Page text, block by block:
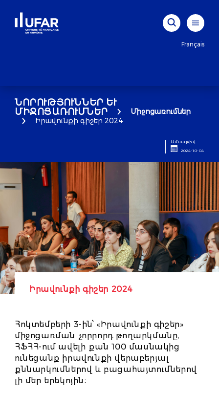
Français
ՆՈՐՈՒԹՅՈՒՆՆԵՐ ԵՒ Մ
ԻՋՈՑԱՌՈՒՄՆԵՐ
Միջոցառումներ
Իրավունքի գիշեր 2024
Ամսաթիվ
2024-10-04
Իրավունքի գիշեր 2024
Հոկտեմբերի 3-ին՝ «Իրավունքի գիշեր»
միջոցառման չորրորդ թողարկմանը,
ՀՖՀՀ-ում ավելի քան 100 մասնակից
ունեցանք իրավունքի վերաբերյալ
քննարկումներով և բացահայտումներով
լի մեր երեկոյին։